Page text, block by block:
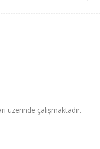
üzerinde çalışmaktadır.